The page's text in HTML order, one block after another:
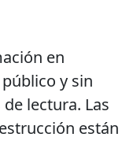
en
público y sin
lectura. Las
están